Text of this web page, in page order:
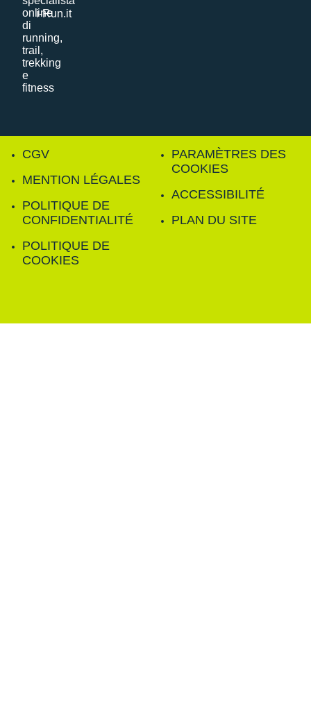
i-Run.it
CGV
MENTION LÉGALES
POLITIQUE DE
CONFIDENTIALITÉ
POLITIQUE DE
COOKIES
PARAMÈTRES DES
COOKIES
ACCESSIBILITÉ
PLAN DU SITE